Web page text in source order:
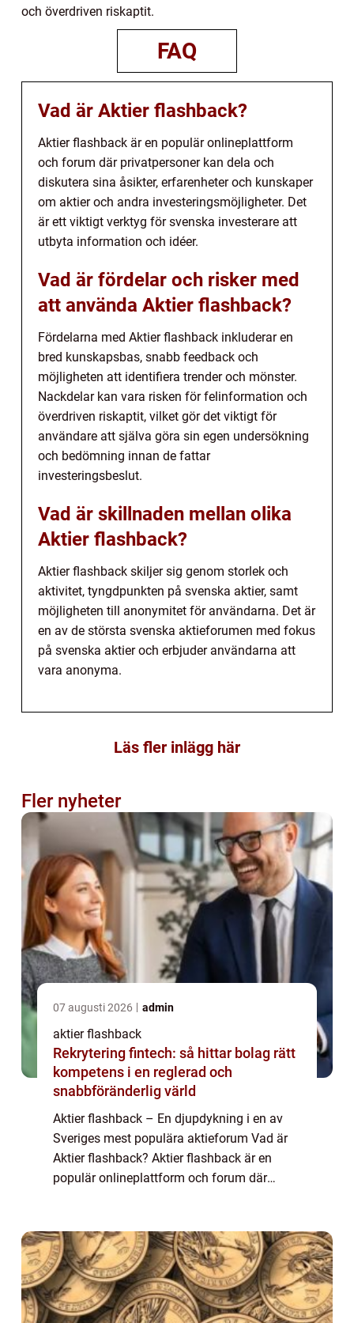
och överdriven riskaptit.
FAQ
Vad är Aktier flashback?
Aktier flashback är en populär onlineplattform
och forum där privatpersoner kan dela och
diskutera sina åsikter, erfarenheter och kunskaper
om aktier och andra investeringsmöjligheter. Det
är ett viktigt verktyg för svenska investerare att
utbyta information och idéer.
Vad är fördelar och risker med
att använda Aktier flashback?
Fördelarna med Aktier flashback inkluderar en
bred kunskapsbas, snabb feedback och
möjligheten att identifiera trender och mönster.
Nackdelar kan vara risken för felinformation och
överdriven riskaptit, vilket gör det viktigt för
användare att själva göra sin egen undersökning
och bedömning innan de fattar
investeringsbeslut.
Vad är skillnaden mellan olika
Aktier flashback?
Aktier flashback skiljer sig genom storlek och
aktivitet, tyngdpunkten på svenska aktier, samt
möjligheten till anonymitet för användarna. Det är
en av de största svenska aktieforumen med fokus
på svenska aktier och erbjuder användarna att
vara anonyma.
Läs fler inlägg här
Fler nyheter
07 augusti 2026 admin
aktier flashback
Rekrytering fintech: så hittar bolag rätt
kompetens i en reglerad och
snabbföränderlig värld
Aktier flashback – En djupdykning i en av
Sveriges mest populära aktieforum Vad är
Aktier flashback? Aktier flashback är en
populär onlineplattform och forum där